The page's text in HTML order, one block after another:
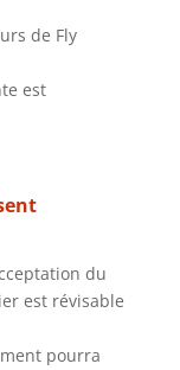
de Fly
est
du
est révisable
pourra